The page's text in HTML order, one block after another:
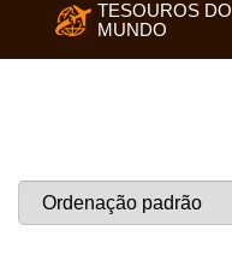
TESOUROS DO
MUNDO